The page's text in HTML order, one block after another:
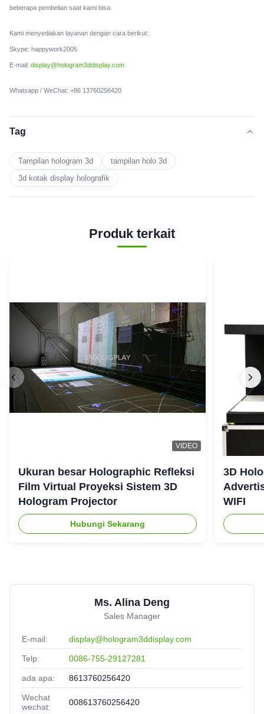
beberapa pembelian saat kami bisa.
Kami menyediakan layanan dengan cara berikut:
Skype: happywork2005
E-mail: display@hologram3ddisplay.com
Whatsapp / WeChat: +86 13760256420
Tag
Tampilan hologram 3d
tampilan holo 3d
3d kotak display holografik
Produk terkait
VIDEO
Ukuran besar Holographic Refleksi
Film Virtual Proyeksi Sistem 3D
Hologram Projector
Hubungi Sekarang
3D
WIFI
Ms. Alina Deng
Sales Manager
E-mail: display@hologram3ddisplay.com
Telp: 0086-755-29127281
ada apa: 8613760256420
Wechat
wechat:
008613760256420